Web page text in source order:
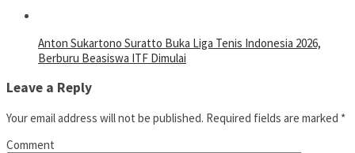
Anton Sukartono Suratto Buka Liga Tenis Indonesia 2026,
Berburu Beasiswa ITF Dimulai
Leave a Reply
Your email address will not be published. Required fields are marked *
Comment